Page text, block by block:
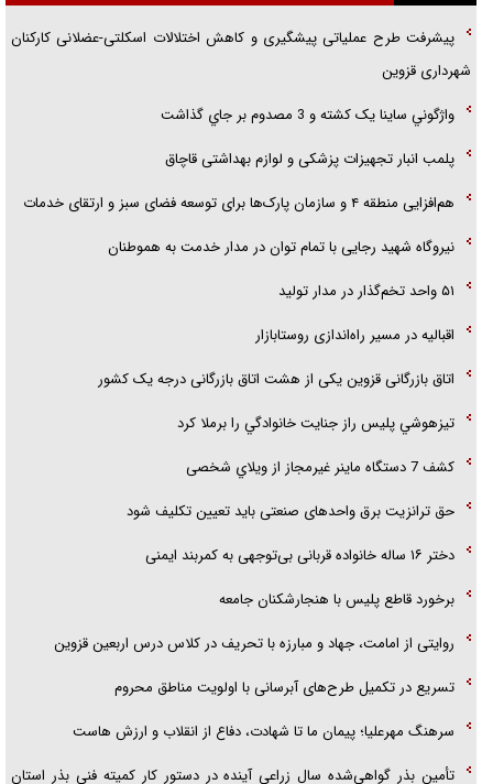
آیا مقاومت فلسطین خلع‌سلاح می‌شود؟
الگوی وحدت‌آفرین در ادراک سیاست خارجی
گفتگوی دکتر اخوان مدیرمسئول روزنامه جوان با برنامه تلویزیونی «نبرد
پیشرفت طرح عملیاتی پیشگیری و کاهش اختلالات اسکلتی-عضلانی کارکنان
شهرداری قزوین
واژگوني ساينا يک کشته و 3 مصدوم بر جاي گذاشت
پلمب انبار تجهيزات پزشکی و لوازم بهداشتی قاچاق
هم‌افزایی منطقه ۴ و سازمان پارک‌ها برای توسعه فضای سبز و ارتقای خدمات
نیروگاه شهید رجایی با تمام توان در مدار خدمت به هموطنان
۵۱ واحد تخم‌گذار در مدار تولید
اقبالیه در مسیر راه‌اندازی روستابازار
اتاق بازرگانی قزوین یکی از هشت اتاق بازرگانی درجه یک کشور
تيزهوشي پليس راز جنايت خانوادگي را برملا کرد
کشف 7 دستگاه ماينر غيرمجاز از ويلاي شخصی
حق ترانزیت برق واحدهای صنعتی باید تعیین تکلیف شود
دختر ۱۶ ساله خانواده قربانی بی‌توجهی به کمربند ایمنی
برخورد قاطع پلیس با هنجارشکنان جامعه
روایتی از امامت، جهاد و مبارزه با تحریف در کلاس درس اربعین قزوین
تسریع در تکمیل طرح‌های آبرسانی با اولویت مناطق محروم
سرهنگ مهرعلیا؛ پیمان ما تا شهادت، دفاع از انقلاب و ارزش هاست
تأمین بذر گواهی‌شده سال زراعی آینده در دستور کار کمیته فنی بذر استان